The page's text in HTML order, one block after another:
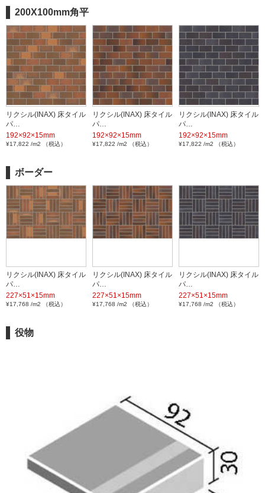
200X100mm角平
リクシル(INAX) 床タイル
パ…
192×92×15mm
¥17,822 /m2 （税込）
リクシル(INAX) 床タイル
パ…
192×92×15mm
¥17,822 /m2 （税込）
リクシル(INAX) 床タイル
パ…
192×92×15mm
¥17,822 /m2 （税込）
ボーダー
リクシル(INAX) 床タイル
パ…
227×51×15mm
¥17,768 /m2 （税込）
リクシル(INAX) 床タイル
パ…
227×51×15mm
¥17,768 /m2 （税込）
リクシル(INAX) 床タイル
パ…
227×51×15mm
¥17,768 /m2 （税込）
役物